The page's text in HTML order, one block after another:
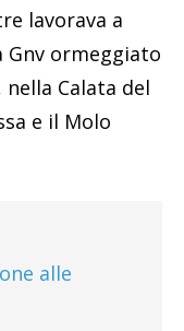
lavorava a
Gnv ormeggiato
Calata del
e il Molo
alle